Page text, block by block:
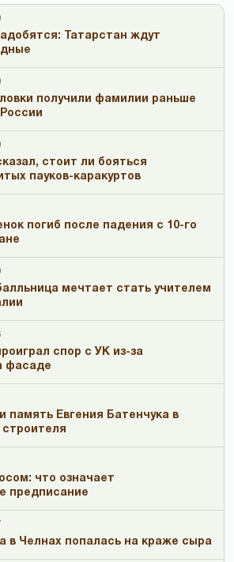
Татарстан ждут
получили фамилии раньше
стоит ли бояться
пауков-каракуртов
погиб после падения с 10-го
мечтает стать учителем
спор с УК из-за
фасаде
память Евгения Батенчука в
что означает
предписание
в Челнах попалась на краже сыра